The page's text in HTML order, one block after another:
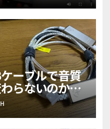
ーブルで音質
らないのか？
11名全問正解
。